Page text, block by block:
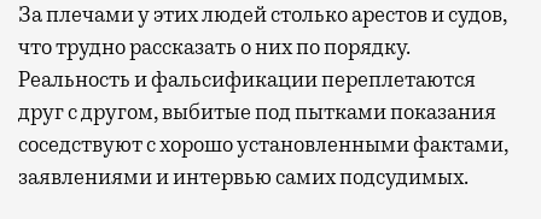
За плечами у этих людей столько арестов и судов,
что трудно рассказать о них по порядку.
Реальность и фальсификации переплетаются
друг с другом, выбитые под пытками показания
соседствуют с хорошо установленными фактами,
заявлениями и интервью самих подсудимых.